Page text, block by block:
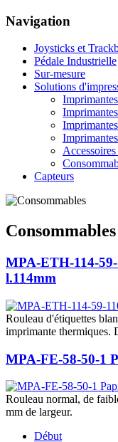
Navigation
Joysticks et
Pédale Industrielle
Sur-mesure
Solutions
Capteurs
Consommables
MPA-ETH-114-
l.114mm
Rouleau d'étiquettes
imprimante thermiques.
MPA-FE-58-50-1
Rouleau normal, de
mm de largeur.
Début